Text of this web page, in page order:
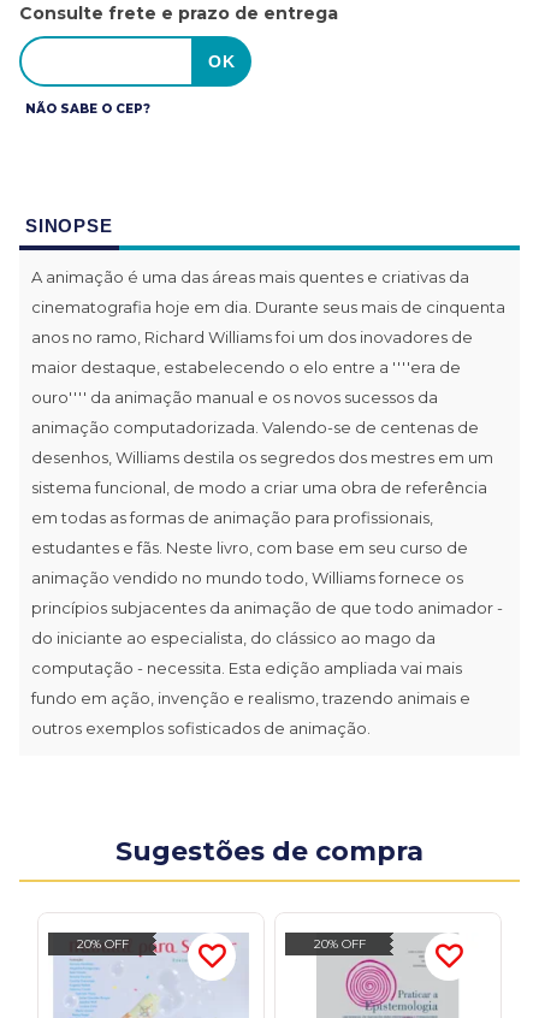
Consulte frete e prazo de entrega
NÃO SABE O CEP?
SINOPSE
A animação é uma das áreas mais quentes e criativas da
cinematografia hoje em dia. Durante seus mais de cinquenta
anos no ramo, Richard Williams foi um dos inovadores de
maior destaque, estabelecendo o elo entre a ''''era de
ouro'''' da animação manual e os novos sucessos da
animação computadorizada. Valendo-se de centenas de
desenhos, Williams destila os segredos dos mestres em um
sistema funcional, de modo a criar uma obra de referência
em todas as formas de animação para profissionais,
estudantes e fãs. Neste livro, com base em seu curso de
animação vendido no mundo todo, Williams fornece os
princípios subjacentes da animação de que todo animador -
do iniciante ao especialista, do clássico ao mago da
computação - necessita. Esta edição ampliada vai mais
fundo em ação, invenção e realismo, trazendo animais e
outros exemplos sofisticados de animação.
Sugestões de compra
20% OFF 20% OFF